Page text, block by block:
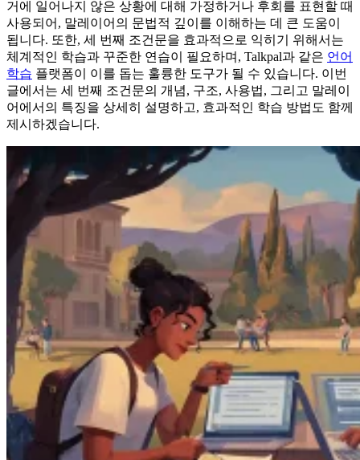
거에 일어나지 않은 상황에 대해 가정하거나 후회를 표현할 때
사용되어, 말레이어의 문법적 깊이를 이해하는 데 큰 도움이
됩니다. 또한, 세 번째 조건문을 효과적으로 익히기 위해서는
체계적인 학습과 꾸준한 연습이 필요하며, Talkpal과 같은 언어
학습 플랫폼이 이를 돕는 훌륭한 도구가 될 수 있습니다. 이번
글에서는 세 번째 조건문의 개념, 구조, 사용법, 그리고 말레이
어에서의 특징을 상세히 설명하고, 효과적인 학습 방법도 함께
제시하겠습니다.